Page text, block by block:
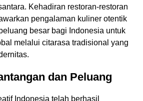
Kehadiran restoran-restoran
pengalaman kuliner otentik
besar bagi Indonesia untuk
melalui citarasa tradisional yang
dan Peluang
Indonesia telah berhasil